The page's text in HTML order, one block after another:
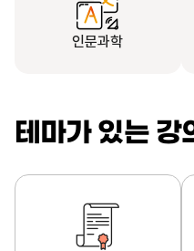
인문과학
테마가 있는 강